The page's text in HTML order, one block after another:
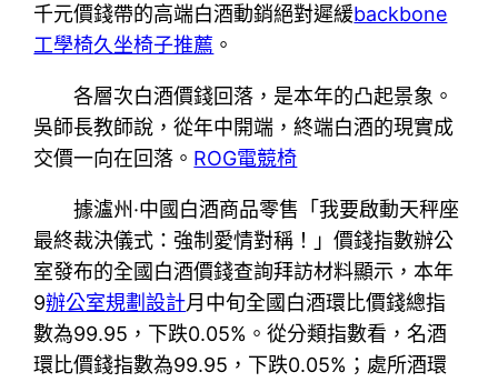
千元價錢帶的高端白酒動銷絕對遲緩backbone
工學椅久坐椅子推薦 。
各層次白酒價錢回落，是本年的凸起景象。
吳師長教師說，從年中開端，終端白酒的現實成
交價一向在回落。 ROG電競椅
據瀘州·中國白酒商品零售「我要啟動天秤座
最終裁決儀式：強制愛情對稱！」價錢指數辦公
室發布的全國白酒價錢查詢拜訪材料顯示，本年
9辦公室規劃設計月中旬全國白酒環比價錢總指
數為99.95，下跌0.05%。從分類指數看，名酒
環比價錢指數為99.95，下跌0.05%；處所酒環